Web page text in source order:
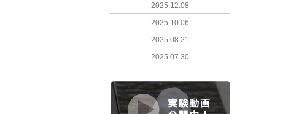
2025.12.08
2025.10.06
2025.08.21
2025.07.30